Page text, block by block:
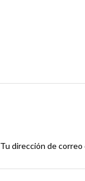
Tu dirección de